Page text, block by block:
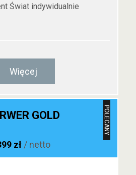
Świat indywidualnie
Więcej
POLECANY
GOLD
zł / netto